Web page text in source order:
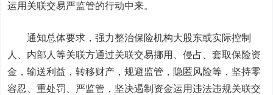
运用关联交易严监管的行动中来。
通知总体要求，强力整治保险机构大股东或实际控制
人、内部人等关联方通过关联交易挪用、侵占、套取保险资
金，输送利益，转移财产，规避监管，隐匿风险等，坚持零
容忍、重处罚、严监管，坚决遏制资金运用违法违规关联交